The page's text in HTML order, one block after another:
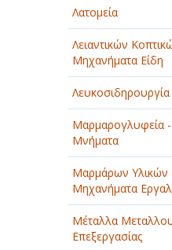
Λατομεία
Λειαντικών
Μηχανήματα Είδη
Λευκοσιδηρουργία
Μαρμαρογλυφεία
Μνήματα
Μαρμάρων Υλικών
Μηχανήματα
Μέταλλα
Επεξεργασίας